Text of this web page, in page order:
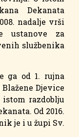
Dekanata
nadalje vrši
ustanove za
službenika
ga od 1. rujna
Djevice
razdoblju
Od 2016.
je i u župi Sv.